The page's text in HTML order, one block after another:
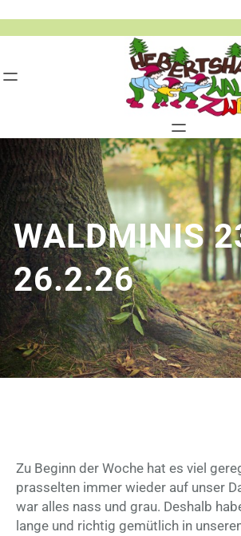
WALDMINIS
26.2.26
Zu Beginn der Woche hat es viel
prasselten immer wieder auf unser
war alles nass und grau. Deshalb
lange und richtig gemütlich in